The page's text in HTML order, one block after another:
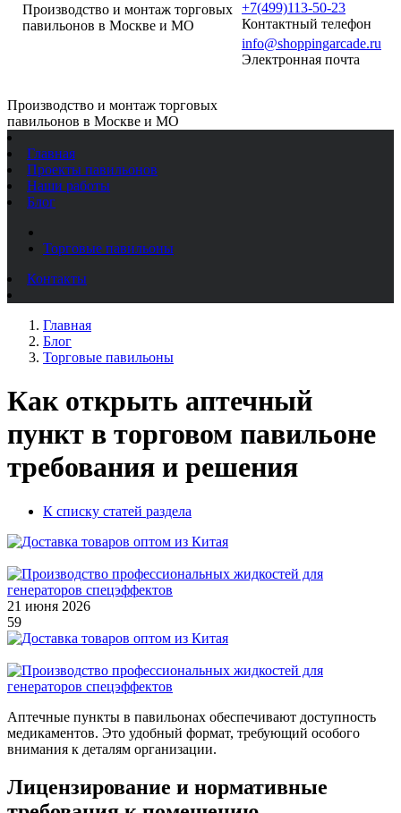
Производство и монтаж торговых
павильонов в Москве и МО
+7(499)113-50-23
Контактный телефон
info@shoppingarcade.ru
Электронная почта
Производство и монтаж торговых
павильонов в Москве и МО
Главная
Проекты павильонов
Наши работы
Блог
Торговые павильоны
Контакты
Главная
Блог
Торговые павильоны
Как открыть аптечный
пункт в торговом павильоне
требования и решения
К списку статей раздела
21 июня 2026
59
Аптечные пункты в павильонах обеспечивают доступность
медикаментов. Это удобный формат, требующий особого
внимания к деталям организации.
Лицензирование и нормативные